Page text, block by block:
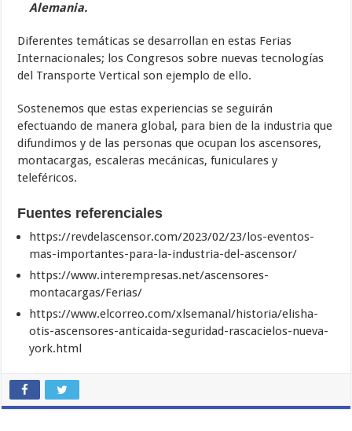
Alemania.
Diferentes temáticas se desarrollan en estas Ferias
Internacionales; los Congresos sobre nuevas tecnologías
del Transporte Vertical son ejemplo de ello.
Sostenemos que estas experiencias se seguirán
efectuando de manera global, para bien de la industria que
difundimos y de las personas que ocupan los ascensores,
montacargas, escaleras mecánicas, funiculares y
teleféricos.
Fuentes referenciales
https://revdelascensor.com/2023/02/23/los-eventos-
mas-importantes-para-la-industria-del-ascensor/
https://www.interempresas.net/ascensores-
montacargas/Ferias/
https://www.elcorreo.com/xlsemanal/historia/elisha-
otis-ascensores-anticaida-seguridad-rascacielos-nueva-
york.html